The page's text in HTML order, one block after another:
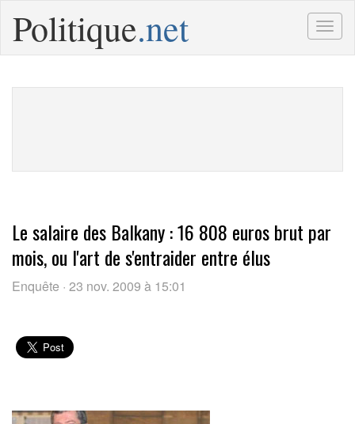
Politique.net
Le salaire des Balkany : 16 808 euros brut par
mois, ou l'art de s'entraider entre élus
Enquête · 23 nov. 2009 à 15:01